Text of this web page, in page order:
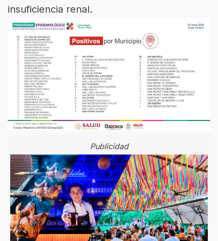
insuficiencia renal.
Publicidad